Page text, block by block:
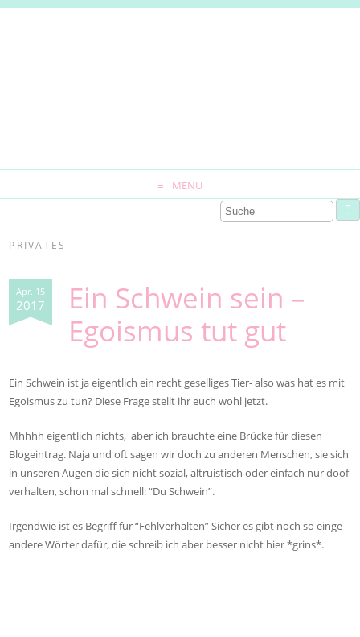
MENU
PRIVATES
Apr. 15
2017
Ein Schwein sein –
Egoismus tut gut
Ein Schwein ist ja eigentlich ein recht geselliges Tier- also was hat es mit
Egoismus zu tun? Diese Frage stellt ihr euch wohl jetzt.
Mhhhh eigentlich nichts, aber ich brauchte eine Brücke für diesen
Blogeintrag. Naja und oft sagen wir doch zu anderen Menschen, sie sich
in unseren Augen die sich nicht sozial, altruistisch oder einfach nur doof
verhalten, schon mal schnell: “Du Schwein”.
Irgendwie ist es Begriff für “Fehlverhalten” Sicher es gibt noch so einge
andere Wörter dafür, die schreib ich aber besser nicht hier *grins*.